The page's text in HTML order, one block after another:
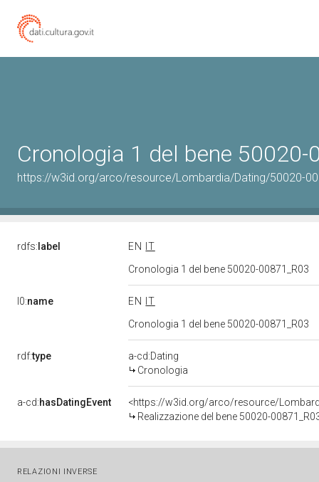
Cronologia 1 del bene 50020-
https://w3id.org/arco/resource/Lombardia/Dating/50020-
rdfs: label EN
IT
Cronologia 1 del bene 50020-00871_R03
l0:name EN
IT
Cronologia 1 del bene 50020-00871_R03
rdf:type
a-cd:Dating
Cronologia
a-cd:hasDatingEvent
<https://w3id.org/arco/resource/
Realizzazione del bene 50020-
RELAZIONI INVERSE